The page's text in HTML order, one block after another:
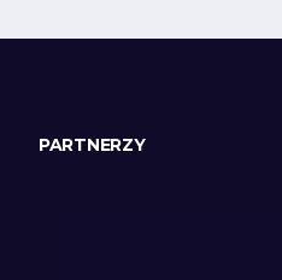
PARTNERZY